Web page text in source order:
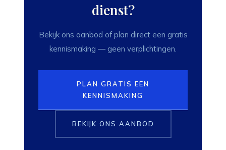
dienst?
Bekijk ons aanbod of plan direct een gratis
kennismaking — geen verplichtingen.
PLAN GRATIS EEN
KENNISMAKING
BEKIJK ONS AANBOD